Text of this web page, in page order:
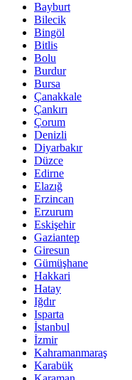
Bayburt
Bilecik
Bingöl
Bitlis
Bolu
Burdur
Bursa
Çanakkale
Çankırı
Çorum
Denizli
Diyarbakır
Düzce
Edirne
Elazığ
Erzincan
Erzurum
Eskişehir
Gaziantep
Giresun
Gümüşhane
Hakkari
Hatay
Iğdır
Isparta
İstanbul
İzmir
Kahramanmaraş
Karabük